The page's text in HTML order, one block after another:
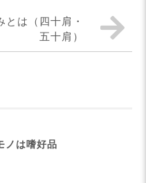
とは（四十肩・
五十肩）
ノは嗜好品